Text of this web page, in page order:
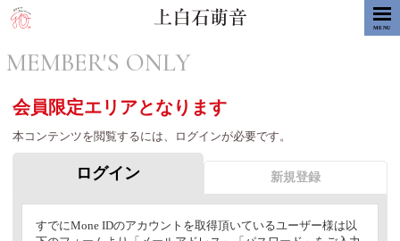
MENU
MEMBER'S ONLY
会員限定エリアとなります
本コンテンツを閲覧するには、ログインが必要です。
ログイン 新規登録
すでにMone IDのアカウントを取得頂いているユーザー様は以